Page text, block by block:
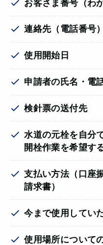
お客さま番号（わ
連絡先（電話番号）
使用開始日
申請者の氏名・電
検針票の送付先
水道の元栓を自分
開栓作業を希望す
支払い方法（口座
請求書）
今まで使用してい
使用場所について